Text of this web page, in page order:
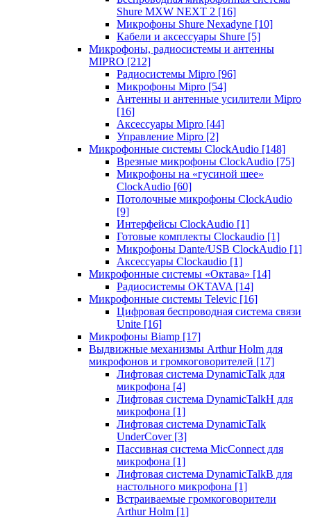
Shure MXW NEXT 2 [16]
Микрофоны Shure Nexadyne [10]
Кабели и аксессуары Shure [5]
Микрофоны, радиосистемы и антенны
MIPRO [212]
Радиосистемы Mipro [96]
Микрофоны Mipro [54]
Антенны и антенные усилители Mipro
[16]
Аксессуары Mipro [44]
Управление Mipro [2]
Микрофонные системы ClockAudio [148]
Врезные микрофоны ClockAudio [75]
Микрофоны на «гусиной шее»
ClockAudio [60]
Потолочные микрофоны ClockAudio
[9]
Интерфейсы ClockAudio [1]
Готовые комплекты Clockaudio [1]
Микрофоны Dante/USB ClockAudio [1]
Аксессуары Clockaudio [1]
Микрофонные системы «Октава» [14]
Радиосистемы OKTAVA [14]
Микрофонные системы Televic [16]
Цифровая беспроводная система связи
Unite [16]
Микрофоны Biamp [17]
Выдвижные механизмы Arthur Holm для
микрофонов и громкоговорителей [17]
Лифтовая система DynamicTalk для
микрофона [4]
Лифтовая система DynamicTalkH для
микрофона [1]
Лифтовая система DynamicTalk
UnderCover [3]
Пассивная система MicConnect для
микрофона [1]
Лифтовая система DynamicTalkB для
настольного микрофона [1]
Встраиваемые громкоговорители
Arthur Holm [1]